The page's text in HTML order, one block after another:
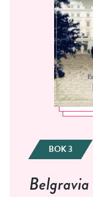
BOK 3
Belgravia